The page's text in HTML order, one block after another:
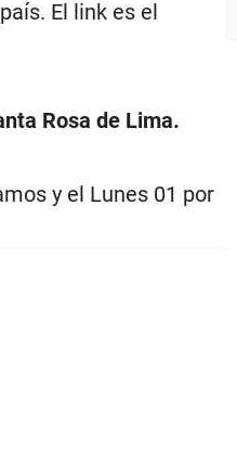
El link es el
Rosa de Lima.
y el Lunes 01 por